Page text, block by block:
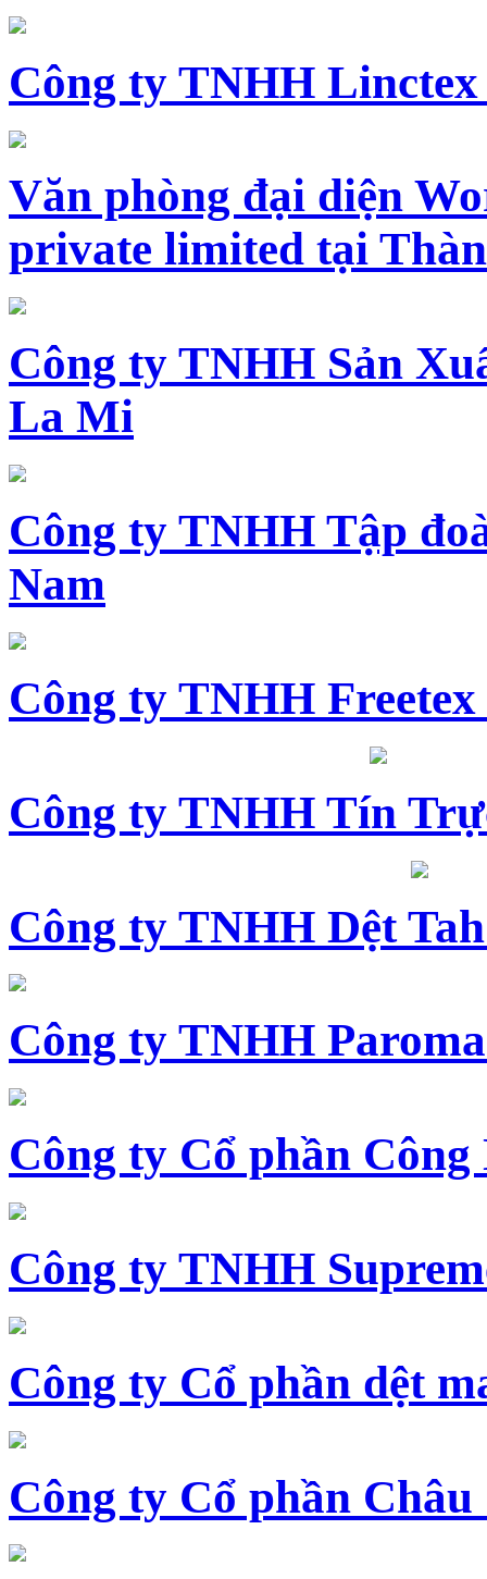
Công ty TNHH Linctex
Văn phòng đại diện
private limited tại
Công ty TNHH Sản
La Mi
Công ty TNHH Tập
Nam
Công ty TNHH
Công ty TNHH Tín
Công ty TNHH Dệt
Công ty TNHH
Công ty Cổ phần Công
Công ty TNHH
Công ty Cổ phần dệt
Công ty Cổ phần Châu